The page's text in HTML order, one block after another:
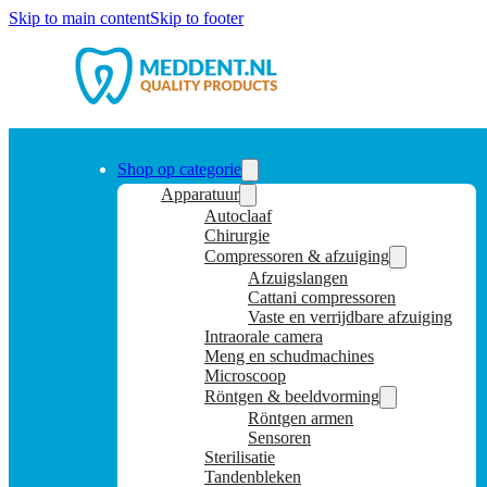
Skip to main contentSkip to footer
Shop op categorie
Apparatuur
Autoclaaf
Chirurgie
Compressoren & afzuiging
Afzuigslangen
Cattani compressoren
Vaste en verrijdbare afzuiging
Intraorale camera
Meng en schudmachines
Microscoop
Röntgen & beeldvorming
Röntgen armen
Sensoren
Sterilisatie
Tandenbleken